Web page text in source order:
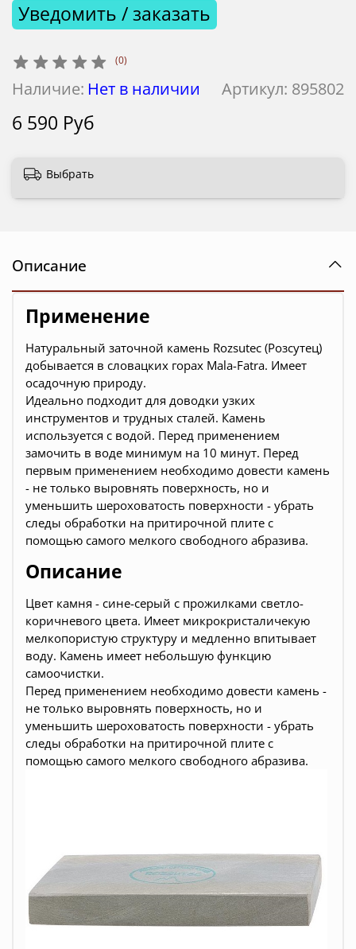
(0)
Артикул: 895802
Наличие: Нет в наличии
Уведомить / заказать
6 590 Руб
Выбрать
Описание
Применение
Натуральный заточной камень Rozsutec (Розсутец)
добывается в словацких горах Mala-Fatra. Имеет
осадочную природу.
Идеально подходит для доводки узких
инструментов и трудных сталей. Камень
используется с водой. Перед применением
замочить в воде минимум на 10 минут. Перед
первым применением необходимо довести камень
- не только выровнять поверхность, но и
уменьшить шероховатость поверхности - убрать
следы обработки на притирочной плите с
помощью самого мелкого свободного абразива.
Описание
Цвет камня - сине-серый с прожилками светло-
коричневого цвета. Имеет микрокристаличекую
мелкопористую структуру и медленно впитывает
воду. Камень имеет небольшую функцию
самоочистки.
Перед применением необходимо довести камень -
не только выровнять поверхность, но и
уменьшить шероховатость поверхности - убрать
следы обработки на притирочной плите с
помощью самого мелкого свободного абразива.